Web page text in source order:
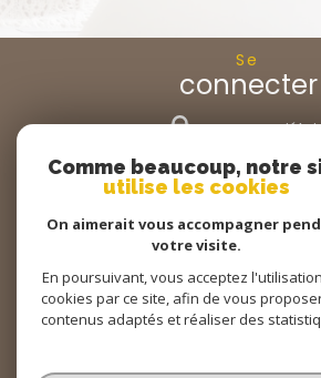
Se
connecter
espace
Nous
suivre
Nous
adhérons
Comme beaucoup, notre
utilise les cookies
On aimerait vous accompagner
votre visite.
En poursuivant, vous acceptez
cookies par ce site, afin de vous
contenus adaptés et réaliser des